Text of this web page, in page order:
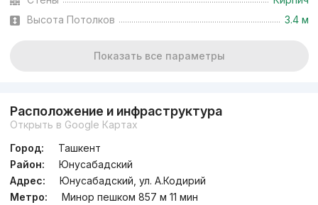
Высота Потолков
3.4 м
Показать все параметры
Расположение и инфраструктура
Открыть в Google Картах
Город:
Ташкент
Район:
Юнусабадский
Адрес:
Юнусабадский, ул. А.Кодирий
Метро:
Минор пешком 857 м 11 мин